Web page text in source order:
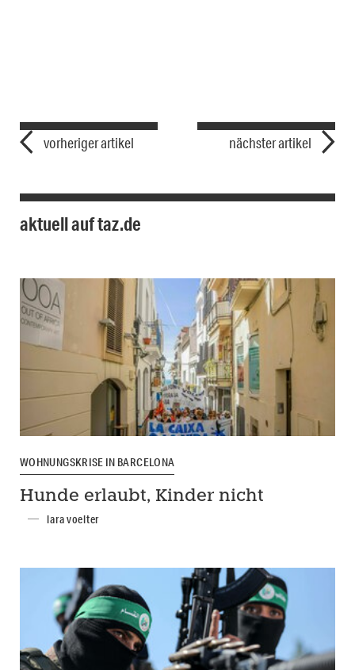
vorheriger artikel nächster artikel
aktuell auf taz.de
WOHNUNGSKRISE IN BARCELONA
Hunde erlaubt, Kinder nicht
lara voelter